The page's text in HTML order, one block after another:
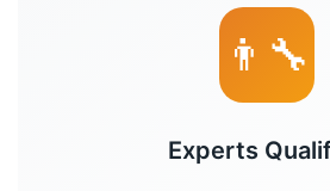
👨‍🔧
Experts